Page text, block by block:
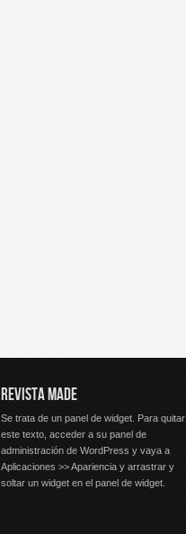
REVISTA MADE
Se trata de un panel de widget. Para quitar
este texto, acceder a su panel de
administración de WordPress y vaya a
Aplicaciones >> Apariencia y arrastrar y
soltar un widget en el panel de widget.